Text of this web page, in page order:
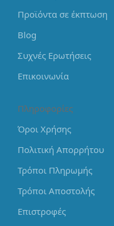
Προϊόντα σε έκπτωση
Blog
Συχνές Ερωτήσεις
Επικοινωνία
Πληροφορίες
Όροι Χρήσης
Πολιτική Απορρήτου
Τρόποι Πληρωμής
Τρόποι Αποστολής
Επιστροφές